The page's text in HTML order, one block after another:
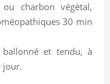
ou charbon végétal,
30 min
et tendu, à
jour.